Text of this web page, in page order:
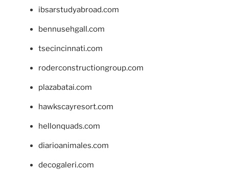
ibsarstudyabroad.com
bennusehgall.com
tsecincinnati.com
roderconstructiongroup.com
plazabatai.com
hawkscayresort.com
hellonquads.com
diarioanimales.com
decogaleri.com